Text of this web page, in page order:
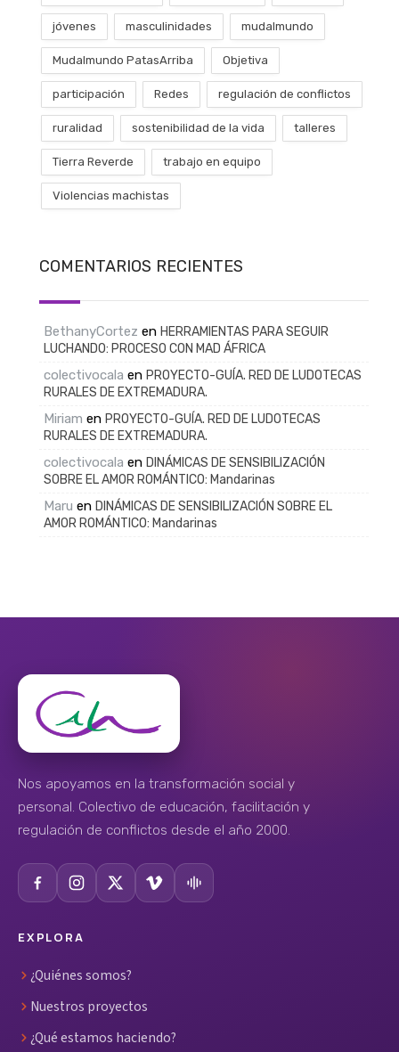
jóvenes masculinidades mudalmundo
Mudalmundo PatasArriba Objetiva
participación Redes regulación de conflictos
ruralidad sostenibilidad de la vida talleres
Tierra Reverde trabajo en equipo
Violencias machistas
COMENTARIOS RECIENTES
BethanyCortez enHERRAMIENTAS PARA SEGUIR
LUCHANDO: PROCESO CON MAD ÁFRICA
colectivocala enPROYECTO-GUÍA. RED DE LUDOTECAS
RURALES DE EXTREMADURA.
Miriam enPROYECTO-GUÍA. RED DE LUDOTECAS
RURALES DE EXTREMADURA.
colectivocala enDINÁMICAS DE SENSIBILIZACIÓN
SOBRE EL AMOR ROMÁNTICO: Mandarinas
Maru enDINÁMICAS DE SENSIBILIZACIÓN SOBRE EL
AMOR ROMÁNTICO: Mandarinas
Nos apoyamos en la transformación social y
personal. Colectivo de educación, facilitación y
regulación de conflictos desde el año 2000.
EXPLORA
¿Quiénes somos?
Nuestros proyectos
¿Qué estamos haciendo?